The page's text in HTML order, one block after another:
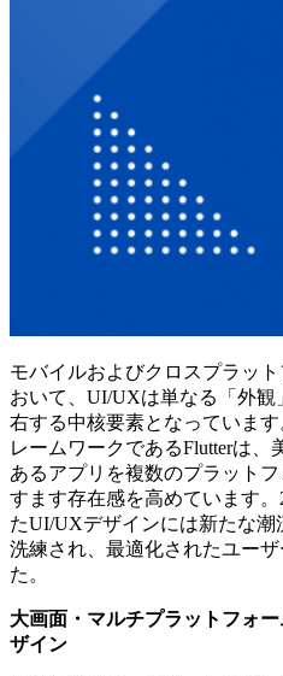
モバイルおよびクロスプラッ
おいて、UI/UXは単なる「外
右する中核要素となっていま
レームワークであるFlutterは
あるアプリを複数のプラット
すます存在感を高めています。
たUI/UXデザインには新たな潮
洗練され、最適化されたユー
た。
大画面・マルチプラットフォ
ザイン